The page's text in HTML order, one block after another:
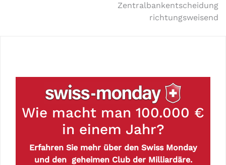
Zentralbankentscheidung
richtungsweisend
Wie macht man 100.000 €
in einem Jahr?
Erfahren Sie mehr über den Swiss Monday
und den geheimen Club der Milliardäre.